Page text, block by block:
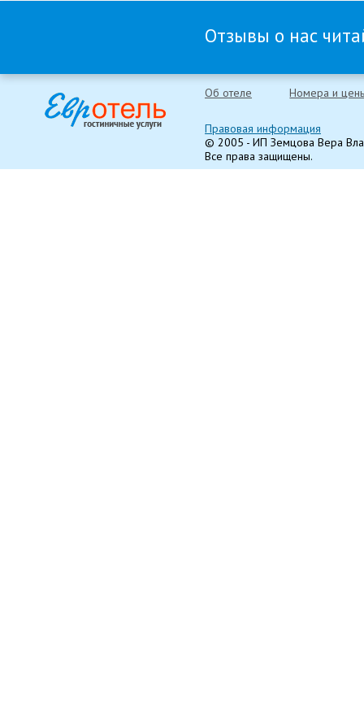
Отзывы о нас
Об отеле Номера и
Правовая информация
© 2005 - ИП Земцова Вера
Все права защищены.